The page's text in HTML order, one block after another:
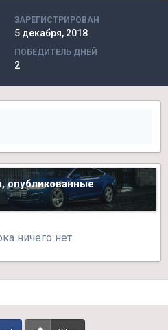
ЗАРЕГИСТРИРОВАН
5 декабря, 2018
ПОБЕДИТЕЛЬ ДНЕЙ
2
опубликованные
ничего нет